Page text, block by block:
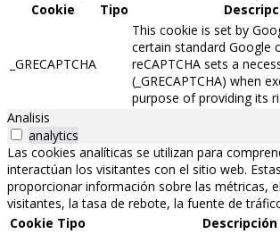
Cookie
Tipo
_GRECAPTCHA
This cookie is set by
certain standard Google
reCAPTCHA sets a
(_GRECAPTCHA) when
purpose of providing its
Analisis
analytics
Las cookies analíticas se utilizan para
interactúan los visitantes con el sitio web.
proporcionar información sobre las métricas,
visitantes, la tasa de rebote, la fuente de
Cookie Tipo Descripción